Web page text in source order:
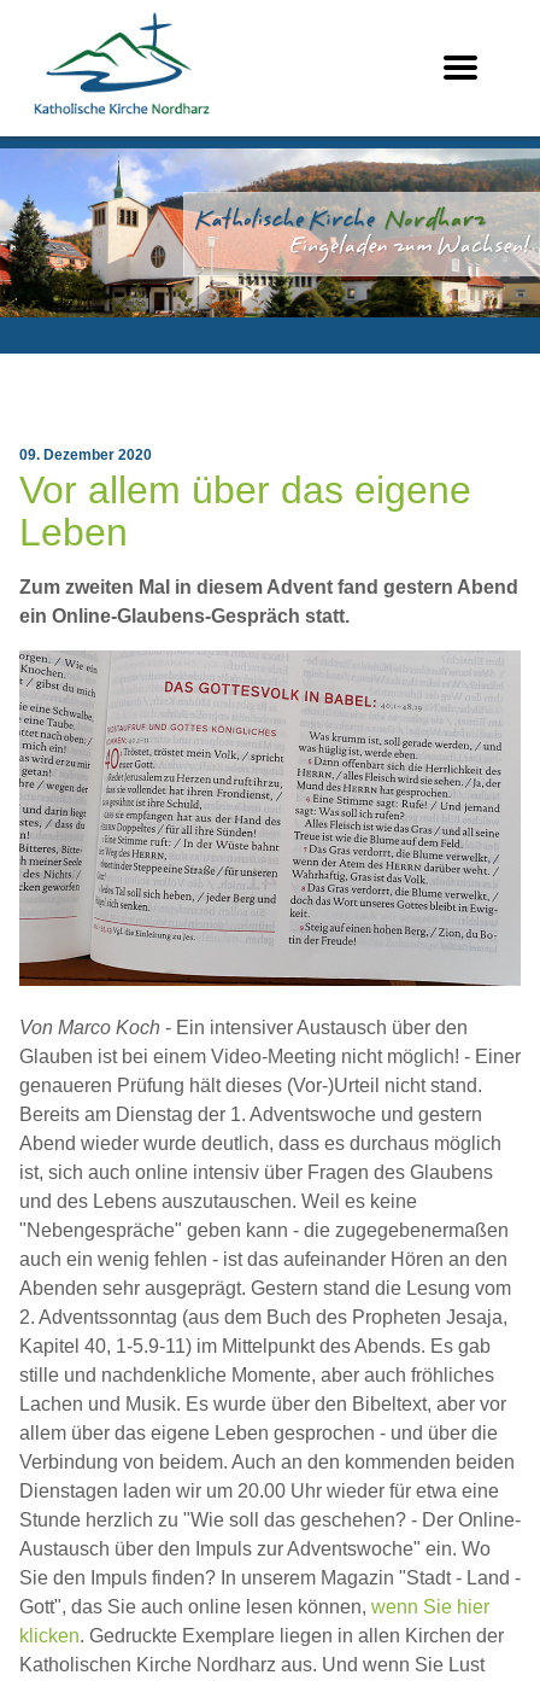
09. Dezember 2020
Vor allem über das eigene
Leben
Zum zweiten Mal in diesem Advent fand gestern Abend
ein Online-Glaubens-Gespräch statt.
Von Marco Koch - Ein intensiver Austausch über den
Glauben ist bei einem Video-Meeting nicht möglich! - Einer
genaueren Prüfung hält dieses (Vor-)Urteil nicht stand.
Bereits am Dienstag der 1. Adventswoche und gestern
Abend wieder wurde deutlich, dass es durchaus möglich
ist, sich auch online intensiv über Fragen des Glaubens
und des Lebens auszutauschen. Weil es keine
"Nebengespräche" geben kann - die zugegebenermaßen
auch ein wenig fehlen - ist das aufeinander Hören an den
Abenden sehr ausgeprägt. Gestern stand die Lesung vom
2. Adventssonntag (aus dem Buch des Propheten Jesaja,
Kapitel 40, 1-5.9-11) im Mittelpunkt des Abends. Es gab
stille und nachdenkliche Momente, aber auch fröhliches
Lachen und Musik. Es wurde über den Bibeltext, aber vor
allem über das eigene Leben gesprochen - und über die
Verbindung von beidem. Auch an den kommenden beiden
Dienstagen laden wir um 20.00 Uhr wieder für etwa eine
Stunde herzlich zu "Wie soll das geschehen? - Der Online-
Austausch über den Impuls zur Adventswoche" ein. Wo
Sie den Impuls finden? In unserem Magazin "Stadt - Land -
Gott", das Sie auch online lesen können, wenn Sie hier
klicken. Gedruckte Exemplare liegen in allen Kirchen der
Katholischen Kirche Nordharz aus. Und wenn Sie Lust